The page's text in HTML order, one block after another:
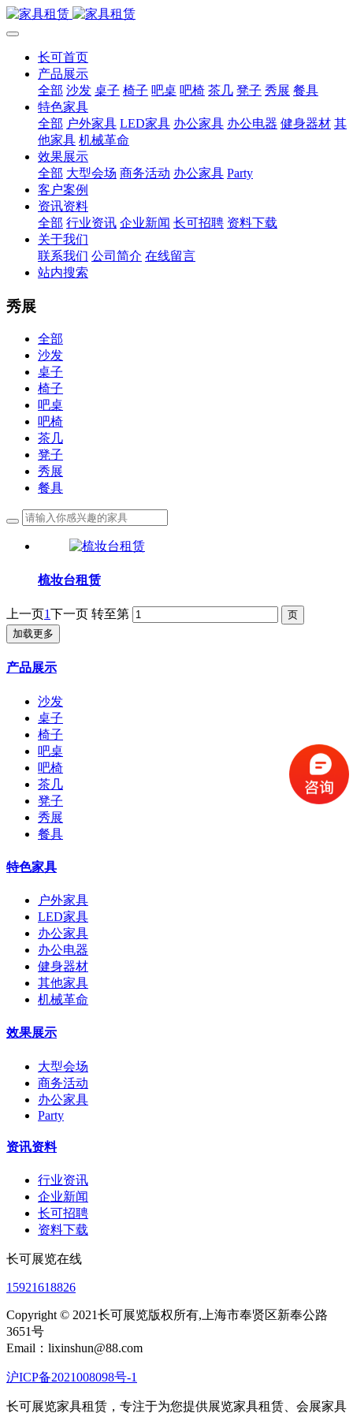
长可首页
产品展示
全部 沙发 桌子 椅子 吧桌 吧椅 茶几 凳子 秀展 餐具
特色家具
全部 户外家具 LED家具 办公家具 办公电器 健身器材 其
他家具 机械革命
效果展示
全部 大型会场 商务活动 办公家具 Party
客户案例
资讯资料
全部 行业资讯 企业新闻 长可招聘 资料下载
关于我们
联系我们 公司简介 在线留言
站内搜索
秀展
全部
沙发
桌子
椅子
吧桌
吧椅
茶几
凳子
秀展
餐具
梳妆台租赁
上一页1下一页 转至第
加载更多
产品展示
沙发
桌子
椅子
吧桌
吧椅
茶几
凳子
秀展
餐具
特色家具
户外家具
LED家具
办公家具
办公电器
健身器材
其他家具
机械革命
效果展示
大型会场
商务活动
办公家具
Party
资讯资料
行业资讯
企业新闻
长可招聘
资料下载
长可展览在线
15921618826
Copyright © 2021长可展览版权所有,上海市奉贤区新奉公路
3651号
Email：lixinshun@88.com
沪ICP备2021008098号-1
长可展览家具租赁，专注于为您提供展览家具租赁、会展家具